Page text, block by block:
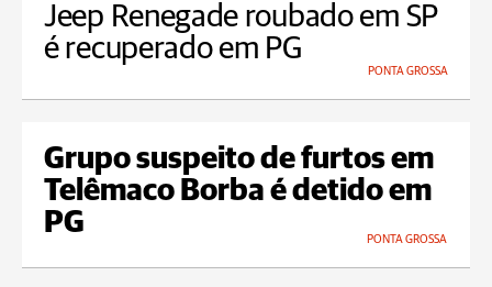
Jeep Renegade roubado em SP
é recuperado em PG
PONTA GROSSA
Grupo suspeito de furtos em
Telêmaco Borba é detido em
PG
PONTA GROSSA